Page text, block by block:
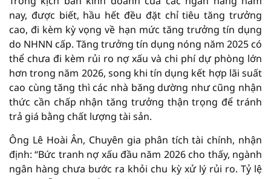
nay, được biết, hầu hết đều đặt chỉ tiêu tăng trưởng
cao, đi kèm kỳ vọng về hạn mức tăng trưởng tín dụng
do NHNN cấp. Tăng trưởng tín dụng nóng năm 2025 có
thể chưa đi kèm rủi ro nợ xấu và chi phí dự phòng lớn
hơn trong năm 2026, song khi tín dụng kết hợp lãi suất
cao cùng tăng thì các nhà băng dường như cũng nhận
thức cần chấp nhận tăng trưởng thận trọng để tránh
trả giá bằng chất lượng tài sản.
Ông Lê Hoài Ân, Chuyên gia phân tích tài chính, nhận
định: “Bức tranh nợ xấu đầu năm 2026 cho thấy, ngành
ngân hàng chưa bước ra khỏi chu kỳ xử lý rủi ro. Tỷ lệ